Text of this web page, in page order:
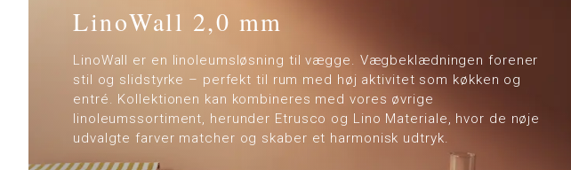
LinoWall 2,0 mm
LinoWall er en linoleumsløsning til vægge. Vægbeklædningen forener
stil og slidstyrke – perfekt til rum med høj aktivitet som køkken og
entré. Kollektionen kan kombineres med vores øvrige
linoleumssortiment, herunder Etrusco og Lino Materiale, hvor de nøje
udvalgte farver matcher og skaber et harmonisk udtryk.